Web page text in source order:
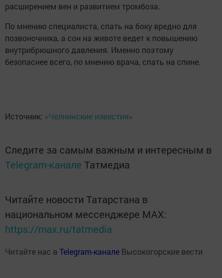
расширением вен и развитием тромбоза.
По мнению специалиста, спать на боку вредно для
позвоночника, а сон на животе ведет к повышению
внутрибрюшного давления. Именно поэтому
безопаснее всего, по мнению врача, спать на спине.
Источник: «Челнинские известия»
Следите за самым важным и интересным в
Telegram-канале Татмедиа
Читайте новости Татарстана в
национальном мессенджере MАХ:
https://max.ru/tatmedia
Читайте нас в Telegram-канале Высокогорские вести